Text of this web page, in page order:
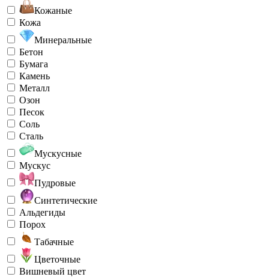
Кожаные
Кожа
Минеральные
Бетон
Бумага
Камень
Металл
Озон
Песок
Соль
Сталь
Мускусные
Мускус
Пудровые
Синтетические
Альдегиды
Порох
Табачные
Цветочные
Вишневый цвет